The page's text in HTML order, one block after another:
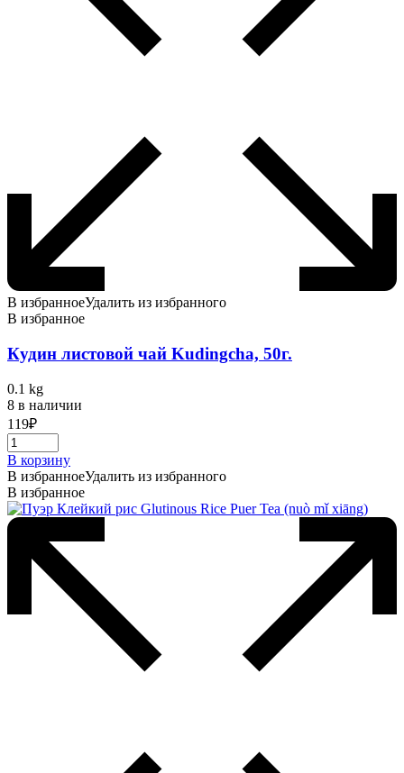
В избранноеУдалить из избранного
В избранное
Кудин листовой чай Kudingcha, 50г.
0.1 kg
8 в наличии
119₽
В корзину
В избранноеУдалить из избранного
В избранное